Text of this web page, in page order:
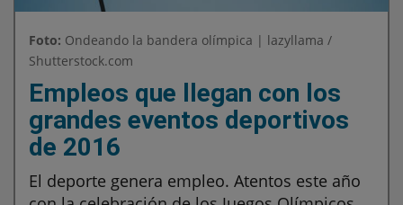
Foto: Ondeando la bandera olímpica | lazyllama /
Shutterstock.com
Empleos que llegan con los
grandes eventos deportivos
de 2016
El deporte genera empleo. Atentos este año